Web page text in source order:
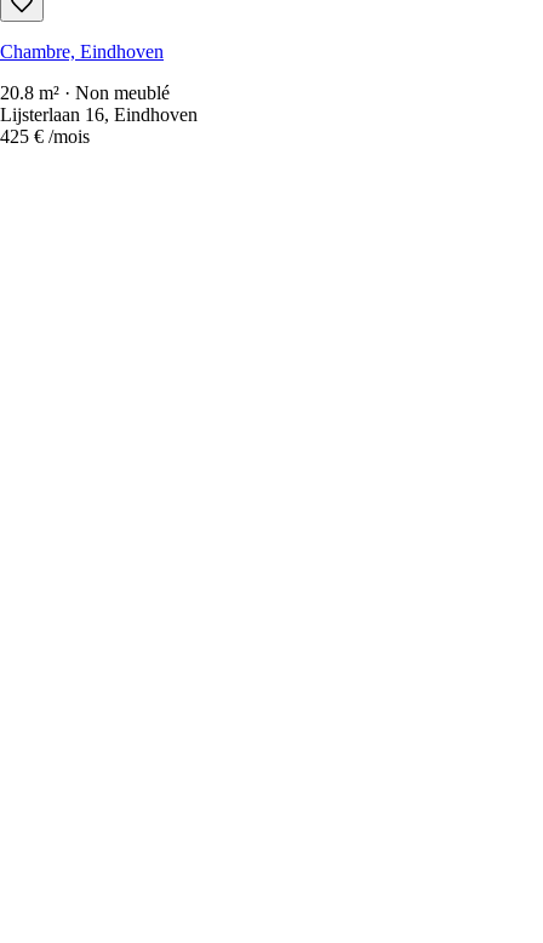
Chambre, Eindhoven
20.8 m² · Non meublé
Lijsterlaan 16, Eindhoven
425 € /mois